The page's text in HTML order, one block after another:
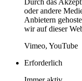
Durch das
oder andere
Anbietern
wir auf dieser
Vimeo, YouTube
Erforderlich